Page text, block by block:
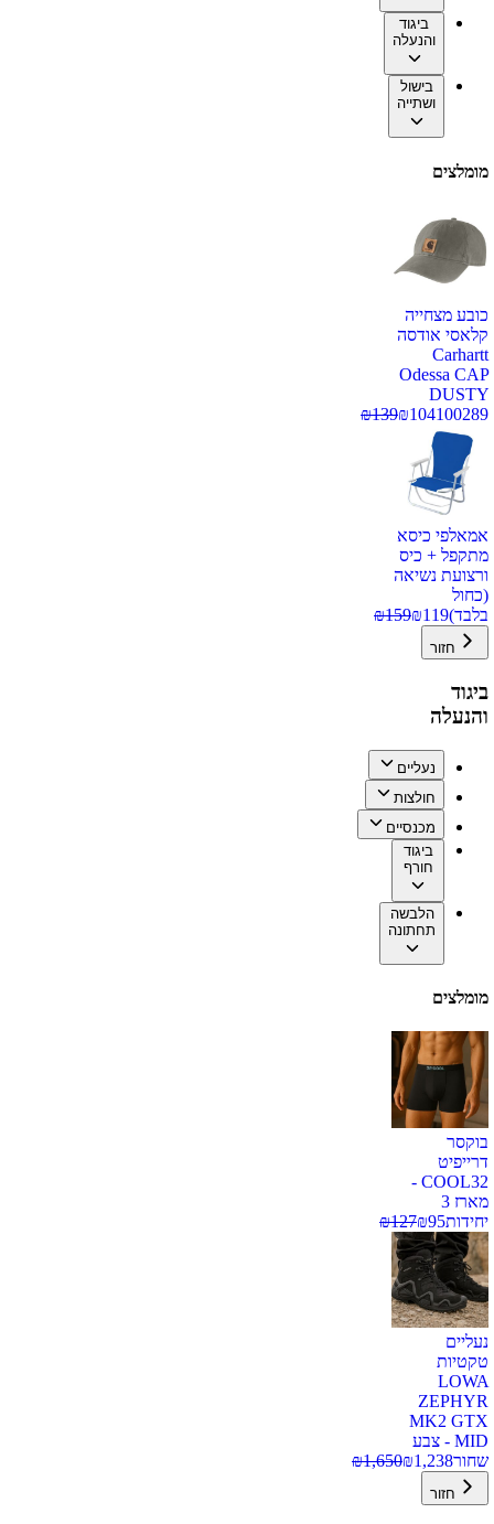
ביגוד
והנעלה
בישול
ושתייה
מומלצים
כובע מצחייה
קלאסי אודסה
Carhartt
Odessa CAP
DUSTY
100289
₪104
₪139
אמאלפי כיסא
מתקפל + כיס
ורצועת נשיאה
(כחול
בלבד)
₪119
₪159
חזור
ביגוד
והנעלה
נעליים
חולצות
מכנסיים
ביגוד
חורף
הלבשה
תחתונה
מומלצים
בוקסר
דרייפיט
COOL32 -
מארז 3
יחידות
₪95
₪127
נעליים
טקטיות
LOWA
ZEPHYR
MK2 GTX
MID - צבע
שחור
₪1,238
₪1,650
חזור